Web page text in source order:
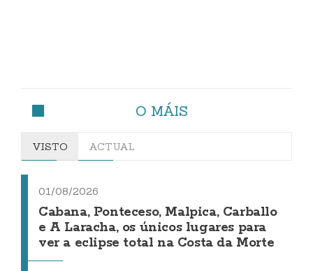
O MÁIS
VISTO ACTUAL
01/08/2026
Cabana, Ponteceso, Malpica, Carballo
e A Laracha, os únicos lugares para
ver a eclipse total na Costa da Morte